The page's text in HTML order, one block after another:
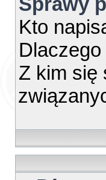
Kto
Z kim się